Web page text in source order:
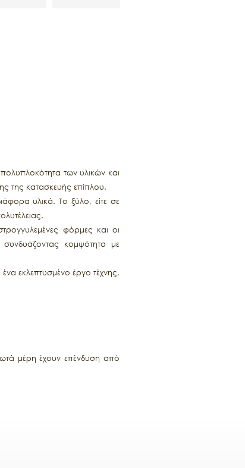
των υλικών και
της κατασκευής επίπλου.
υλικά. Το ξύλο, είτε σε
φόρμες και οι
κομψότητα με
εκλεπτυσμένο έργο τέχνης,
μέρη έχουν επένδυση από